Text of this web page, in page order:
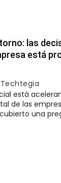
las
está
Techtegia
está
de las
una